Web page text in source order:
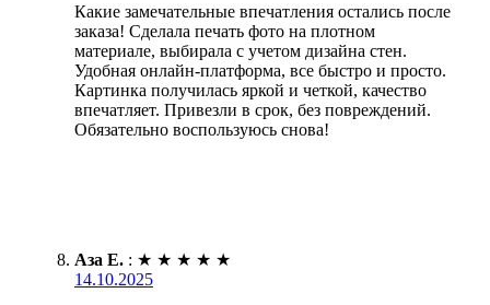
Какие замечательные впечатления остались после
заказа! Сделала печать фото на плотном
материале, выбирала с учетом дизайна стен.
Удобная онлайн-платформа, все быстро и просто.
Картинка получилась яркой и четкой, качество
впечатляет. Привезли в срок, без повреждений.
Обязательно воспользуюсь снова!
Аза Е. : ★ ★ ★ ★ ★
14.10.2025